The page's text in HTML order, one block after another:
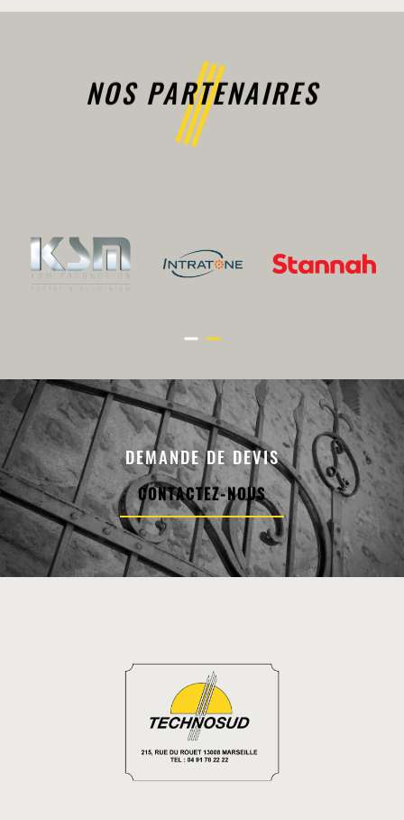
NOS PARTENAIRES
DEMANDE DE DEVIS
CONTACTEZ-NOUS